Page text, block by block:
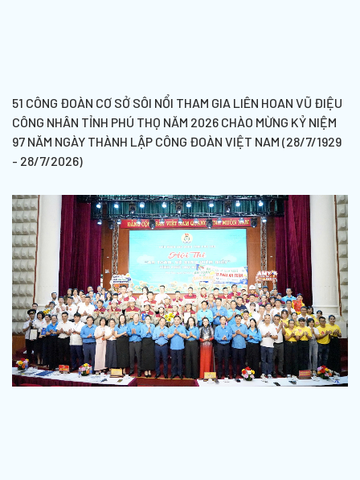
51 CÔNG ĐOÀN CƠ SỞ SÔI NỔI THAM GIA LIÊN HOAN VŨ ĐIỆU
CÔNG NHÂN TỈNH PHÚ THỌ NĂM 2026 CHÀO MỪNG KỶ NIỆM
97 NĂM NGÀY THÀNH LẬP CÔNG ĐOÀN VIỆT NAM (28/7/1929
- 28/7/2026)